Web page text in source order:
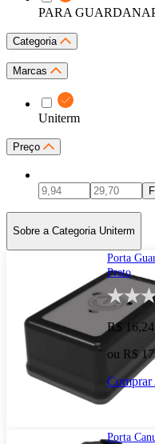
PARA
Categoria
Marcas
Uniterm
Preço
Sobre a Categoria Uniterm
Porta
Preto
R$ 16,24
ou R$
Comprar
Porta